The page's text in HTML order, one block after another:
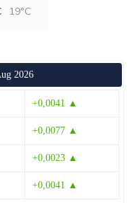
19°C
14°C
2026
+0,0041 ▲
+0,0077 ▲
+0,0023 ▲
+0,0041 ▲